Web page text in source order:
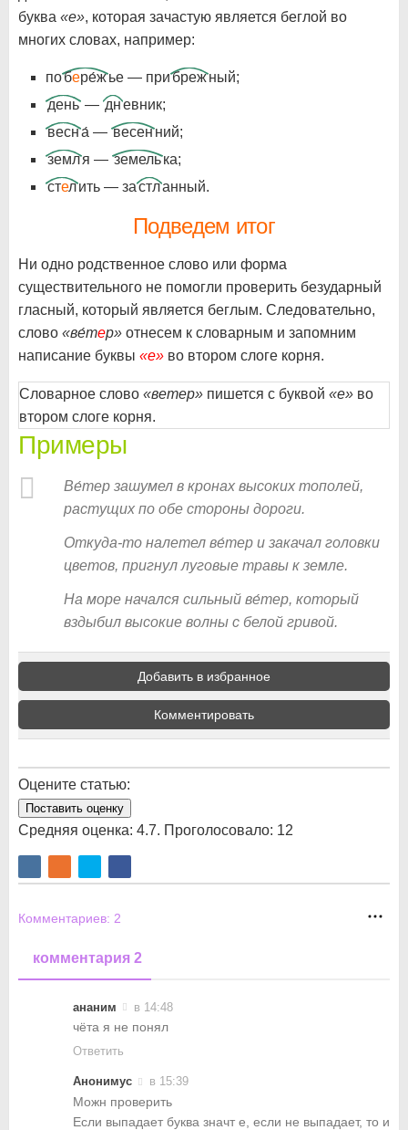
буква «е», которая зачастую является беглой во
многих словах, например:
побере́жье — прибрежный;
день — дневник;
весна́ — весенний;
земля — земелька;
стелить — застланный.
Подведем итог
Ни одно родственное слово или форма
существительного не помогли проверить безударный
гласный, который является беглым. Следовательно,
слово «ве́тер» отнесем к словарным и запомним
написание буквы «е» во втором слоге корня.
Словарное слово «ветер» пишется с буквой «е» во
втором слоге корня.
Примеры
Ве́тер зашумел в кронах высоких тополей,
растущих по обе стороны дороги.
Откуда-то налетел ве́тер и закачал головки
цветов, пригнул луговые травы к земле.
На море начался сильный ве́тер, который
вздыбил высокие волны с белой гривой.
Добавить в избранное
Комментировать
Оцените статью:
Поставить оценку
Средняя оценка: 4.7. Проголосовало: 12
Комментариев: 2
комментария 2
ананим в 14:48
чёта я не понял
Ответить
Анонимус в 15:39
Можн проверить
Если выпадает буква значт е, если не выпадает, то и